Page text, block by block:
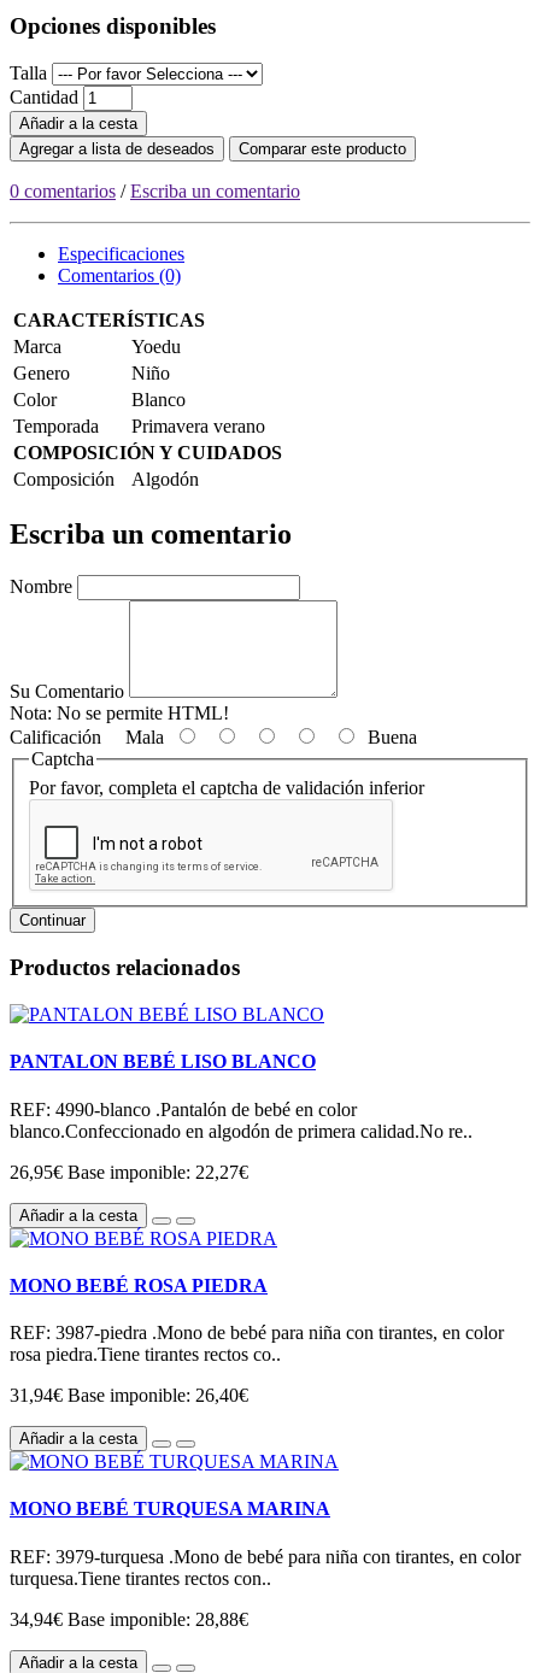
Opciones disponibles
Talla
Cantidad
Añadir a la cesta
Agregar a lista de deseados
Comparar este producto
0 comentarios /Escriba un comentario
Especificaciones
Comentarios (0)
CARACTERÍSTICAS
Marca
Yoedu
Genero
Niño
Color
Blanco
Temporada
Primavera verano
COMPOSICIÓN Y CUIDADOS
Composición
Algodón
Escriba un comentario
Nombre
Su Comentario
Nota: No se permite HTML!
Calificación Mala
Buena
Captcha
Por favor, completa el captcha de validación inferior
Continuar
Productos relacionados
PANTALON BEBÉ LISO BLANCO
REF: 4990-blanco .Pantalón de bebé en color
blanco.Confeccionado en algodón de primera calidad.No re..
26,95€ Base imponible: 22,27€
Añadir a la cesta
MONO BEBÉ ROSA PIEDRA
REF: 3987-piedra .Mono de bebé para niña con tirantes, en color
rosa piedra.Tiene tirantes rectos co..
31,94€ Base imponible: 26,40€
Añadir a la cesta
MONO BEBÉ TURQUESA MARINA
REF: 3979-turquesa .Mono de bebé para niña con tirantes, en color
turquesa.Tiene tirantes rectos con..
34,94€ Base imponible: 28,88€
Añadir a la cesta